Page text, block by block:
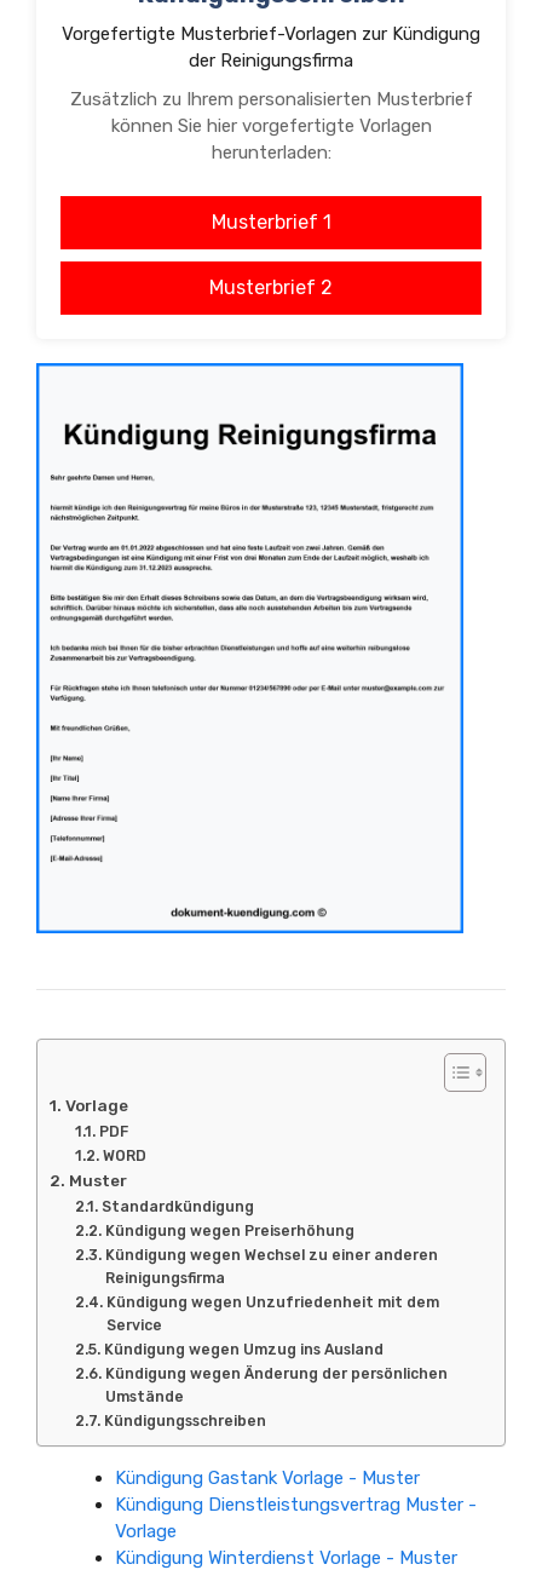
Vorgefertigte Musterbrief-Vorlagen zur Kündigung
der Reinigungsfirma
Zusätzlich zu Ihrem personalisierten Musterbrief
können Sie hier vorgefertigte Vorlagen
herunterladen:
Musterbrief 1
Musterbrief 2
Vorlage
PDF
WORD
Muster
Standardkündigung
Kündigung wegen Preiserhöhung
Kündigung wegen Wechsel zu einer anderen
Reinigungsfirma
Kündigung wegen Unzufriedenheit mit dem
Service
Kündigung wegen Umzug ins Ausland
Kündigung wegen Änderung der persönlichen
Umstände
Kündigungsschreiben
Kündigung Gastank Vorlage - Muster
Kündigung Dienstleistungsvertrag Muster -
Vorlage
Kündigung Winterdienst Vorlage - Muster